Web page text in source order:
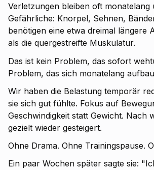
Verletzungen bleiben oft monatelang
Gefährliche: Knorpel, Sehnen,
benötigen eine etwa dreimal längere
als die quergestreifte Muskulatur.
Das ist kein Problem, das sofort
Problem, das sich monatelang
Wir haben die Belastung temporär
sie sich gut fühlte. Fokus auf
Geschwindigkeit statt Gewicht. Nach
gezielt wieder gesteigert.
Ohne Drama. Ohne Trainingspause.
Ein paar Wochen später sagte sie: